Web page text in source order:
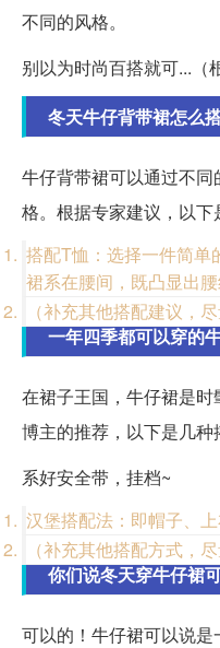
不同的风格。
别以为时尚百搭就可...（
冬天牛仔背带裙怎么
牛仔背带裙可以通过不
格。根据专家建议，以下
搭配T恤：选择一件简单
裙系在腰间，既凸显出
（补充其他搭配建议，
一年四季都可以穿的
在裙子王国，牛仔裙是
博主的推荐，以下是几种
系好安全带，挂档~
汉堡搭配法：即帽子、上
（补充其他搭配方式，
你们说冬天穿牛仔裙
可以的！牛仔裙可以说是